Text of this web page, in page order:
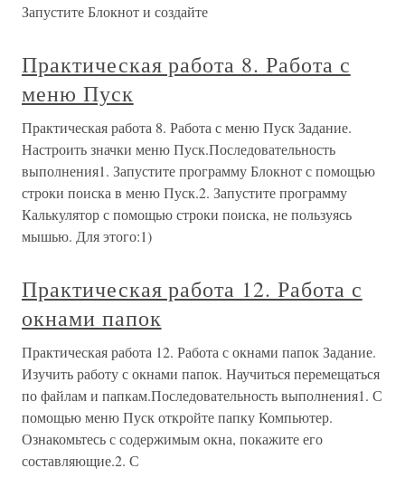
Запустите Блокнот и создайте
Практическая работа 8. Работа с
меню Пуск
Практическая работа 8. Работа с меню Пуск Задание.
Настроить значки меню Пуск.Последовательность
выполнения1. Запустите программу Блокнот с помощью
строки поиска в меню Пуск.2. Запустите программу
Калькулятор с помощью строки поиска, не пользуясь
мышью. Для этого:1)
Практическая работа 12. Работа с
окнами папок
Практическая работа 12. Работа с окнами папок Задание.
Изучить работу с окнами папок. Научиться перемещаться
по файлам и папкам.Последовательность выполнения1. С
помощью меню Пуск откройте папку Компьютер.
Ознакомьтесь с содержимым окна, покажите его
составляющие.2. С